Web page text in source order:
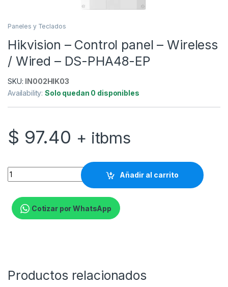
Paneles y Teclados
Hikvision – Control panel – Wireless
/ Wired – DS-PHA48-EP
SKU: IN002HIK03
Availability:Solo quedan 0 disponibles
$ 97.40 + itbms
Hikvision - Control panel - Wireless / Wired - DS-PHA48-EP
Añadir al carrito
Cotizar por WhatsApp
Productos relacionados